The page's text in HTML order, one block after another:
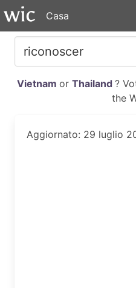
Casa
Vietnam or Thailand ?
the
Aggiornato: 29 luglio